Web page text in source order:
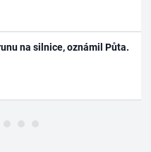
na silnice, oznámil Půta.